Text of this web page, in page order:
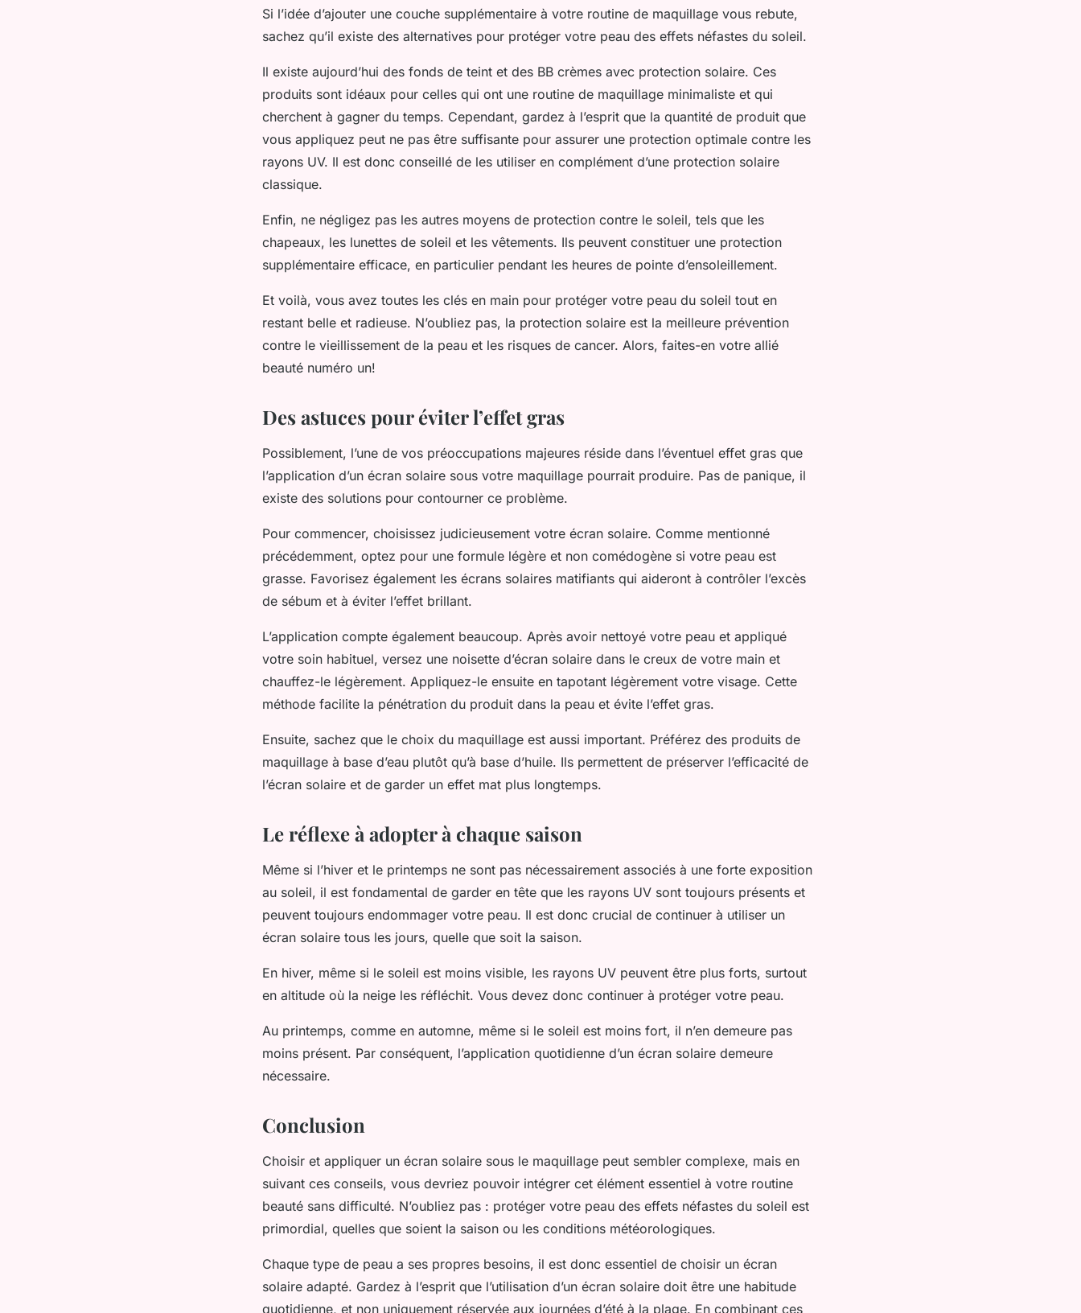
Si l’idée d’ajouter une couche supplémentaire à votre routine de maquillage vous rebute,
sachez qu’il existe des alternatives pour protéger votre peau des effets néfastes du soleil.
Il existe aujourd’hui des fonds de teint et des BB crèmes avec protection solaire. Ces
produits sont idéaux pour celles qui ont une routine de maquillage minimaliste et qui
cherchent à gagner du temps. Cependant, gardez à l’esprit que la quantité de produit que
vous appliquez peut ne pas être suffisante pour assurer une protection optimale contre les
rayons UV. Il est donc conseillé de les utiliser en complément d’une protection solaire
classique.
Enfin, ne négligez pas les autres moyens de protection contre le soleil, tels que les
chapeaux, les lunettes de soleil et les vêtements. Ils peuvent constituer une protection
supplémentaire efficace, en particulier pendant les heures de pointe d’ensoleillement.
Et voilà, vous avez toutes les clés en main pour protéger votre peau du soleil tout en
restant belle et radieuse. N’oubliez pas, la protection solaire est la meilleure prévention
contre le vieillissement de la peau et les risques de cancer. Alors, faites-en votre allié
beauté numéro un!
Des astuces pour éviter l’effet gras
Possiblement, l’une de vos préoccupations majeures réside dans l’éventuel effet gras que
l’application d’un écran solaire sous votre maquillage pourrait produire. Pas de panique, il
existe des solutions pour contourner ce problème.
Pour commencer, choisissez judicieusement votre écran solaire. Comme mentionné
précédemment, optez pour une formule légère et non comédogène si votre peau est
grasse. Favorisez également les écrans solaires matifiants qui aideront à contrôler l’excès
de sébum et à éviter l’effet brillant.
L’application compte également beaucoup. Après avoir nettoyé votre peau et appliqué
votre soin habituel, versez une noisette d’écran solaire dans le creux de votre main et
chauffez-le légèrement. Appliquez-le ensuite en tapotant légèrement votre visage. Cette
méthode facilite la pénétration du produit dans la peau et évite l’effet gras.
Ensuite, sachez que le choix du maquillage est aussi important. Préférez des produits de
maquillage à base d’eau plutôt qu’à base d’huile. Ils permettent de préserver l’efficacité de
l’écran solaire et de garder un effet mat plus longtemps.
Le réflexe à adopter à chaque saison
Même si l’hiver et le printemps ne sont pas nécessairement associés à une forte exposition
au soleil, il est fondamental de garder en tête que les rayons UV sont toujours présents et
peuvent toujours endommager votre peau. Il est donc crucial de continuer à utiliser un
écran solaire tous les jours, quelle que soit la saison.
En hiver, même si le soleil est moins visible, les rayons UV peuvent être plus forts, surtout
en altitude où la neige les réfléchit. Vous devez donc continuer à protéger votre peau.
Au printemps, comme en automne, même si le soleil est moins fort, il n’en demeure pas
moins présent. Par conséquent, l’application quotidienne d’un écran solaire demeure
nécessaire.
Conclusion
Choisir et appliquer un écran solaire sous le maquillage peut sembler complexe, mais en
suivant ces conseils, vous devriez pouvoir intégrer cet élément essentiel à votre routine
beauté sans difficulté. N’oubliez pas : protéger votre peau des effets néfastes du soleil est
primordial, quelles que soient la saison ou les conditions météorologiques.
Chaque type de peau a ses propres besoins, il est donc essentiel de choisir un écran
solaire adapté. Gardez à l’esprit que l’utilisation d’un écran solaire doit être une habitude
quotidienne, et non uniquement réservée aux journées d’été à la plage. En combinant ces